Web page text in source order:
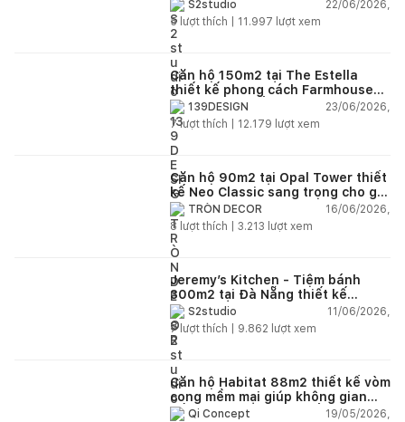
S2studio
22/06/2026,
5 lượt thích | 11.997 lượt xem
Căn hộ 150m2 tại The Estella
thiết kế phong cách Farmhouse
thanh lịch và ấm áp
139DESIGN
23/06/2026,
7lượt thích | 12.179 lượt xem
Căn hộ 90m2 tại Opal Tower thiết
kế Neo Classic sang trọng cho gia
đình trẻ
TRÒN DECOR
16/06/2026,
8 lượt thích | 3.213 lượt xem
Jeremy’s Kitchen - Tiệm bánh
300m2 tại Đà Nẵng thiết kế
phong cách công nghiệp hiện đại
ngập tràn ánh sáng tự nhiên
S2studio
11/06/2026,
7lượt thích | 9.862 lượt xem
Căn hộ Habitat 88m2 thiết kế vòm
cong mềm mại giúp không gian
sống hiện đại trở nên ấm áp hơn
Qi Concept
19/05/2026,